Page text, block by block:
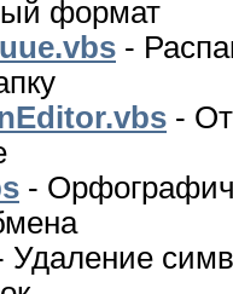
формат
-
-
-
Удаление